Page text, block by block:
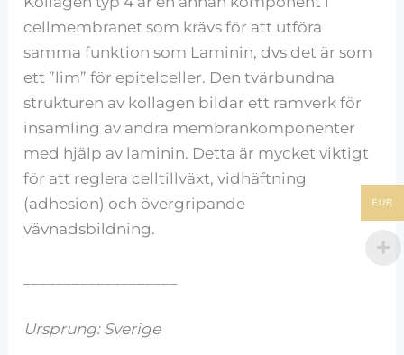
cellmembranet som krävs för att utföra
samma funktion som Laminin, dvs det är som
ett ”lim” för epitelceller. Den tvärbundna
strukturen av kollagen bildar ett ramverk för
insamling av andra membrankomponenter
med hjälp av laminin. Detta är mycket viktigt
för att reglera celltillväxt, vidhäftning
(adhesion) och övergripande
vävnadsbildning.
Ursprung: Sverige
EUR